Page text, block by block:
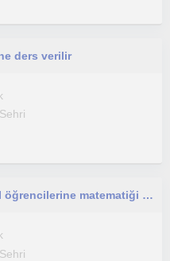
ders verilir
Eskişehir’de ilkokul ve ortaokul öğrencilerine matematiği sevdiren Endüstri Mühendisliği son sınıf öğrencisinden özel ders.